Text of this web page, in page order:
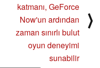
katmanı, GeForce
Now'un ardından
zaman sınırlı bulut
oyun deneyimi
sunabilir
⟩